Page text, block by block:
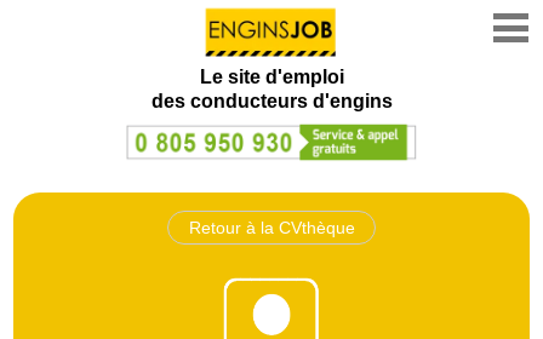
Le site d'emploi
des conducteurs d'engins
Retour à la CVthèque